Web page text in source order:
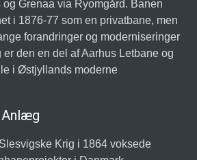
og Grenaa via Ryomgård. Banen
i 1876-77 som en privatbane, men
forandringer og moderniseringer
er den en del af Aarhus Letbane og
i Østjyllands moderne
Krig i 1864 voksede